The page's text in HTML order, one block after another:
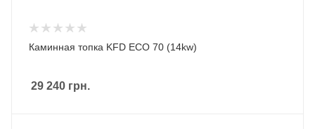
Каминная топка KFD ECO 70 (14kw)
29 240 грн.